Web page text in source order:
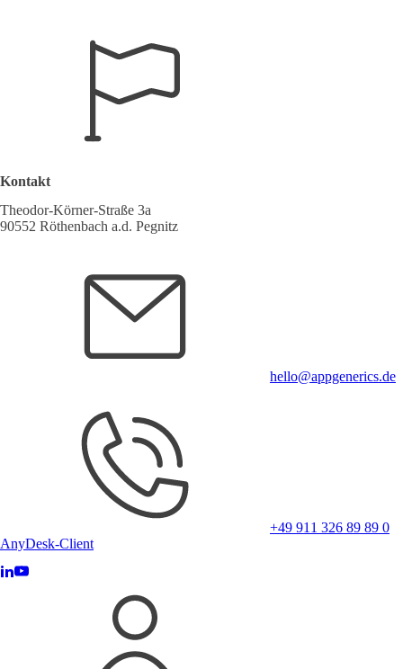
Kontakt
Theodor-Körner-Straße 3a
90552 Röthenbach a.d. Pegnitz
hello@appgenerics.de
+49 911 326 89 89 0
AnyDesk-Client